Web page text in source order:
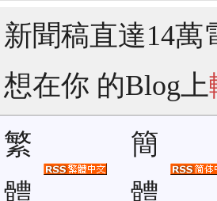
新聞稿直達14萬
想在你 的Blog上
繁
體
簡
體